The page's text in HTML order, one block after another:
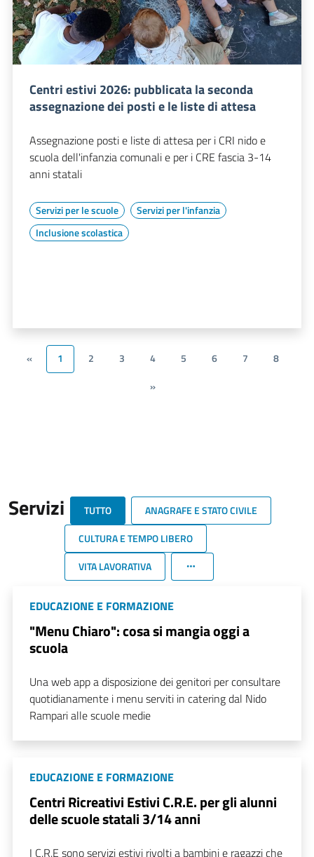
Centri estivi 2026: pubblicata la seconda
assegnazione dei posti e le liste di attesa
Assegnazione posti e liste di attesa per i CRI nido e
scuola dell'infanzia comunali e per i CRE fascia 3-14
anni statali
Servizi per le scuole
Servizi per l'infanzia
Inclusione scolastica
« 1 2 3 4 5 6 7
8
»
Servizi TUTTO
ANAGRAFE E STATO CIVILE
CULTURA E TEMPO LIBERO
VITA LAVORATIVA
EDUCAZIONE E FORMAZIONE
"Menu Chiaro": cosa si mangia oggi a
scuola
Una web app a disposizione dei genitori per consultare
quotidianamente i menu serviti in catering dal Nido
Rampari alle scuole medie
EDUCAZIONE E FORMAZIONE
Centri Ricreativi Estivi C.R.E. per gli alunni
delle scuole statali 3/14 anni
I C.R.E sono servizi estivi rivolti a bambini e ragazzi che